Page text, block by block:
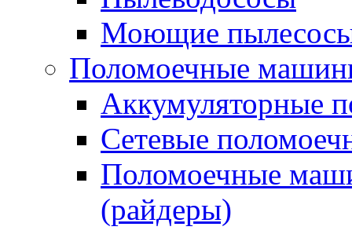
Моющие пылесосы
Поломоечные
Аккумуляторные
Сетевые
Поломоечные
(райдеры)